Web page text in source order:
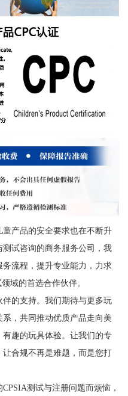
产品的安全要求也在不断升
试咨询的商务服务公司，我
流程，提升专业能力，力求
域的首选合作伙伴。
的支持。我们期待与更多玩
，共同推动优质产品走向美
趣的玩具体验。让我们的专
合规不再是难题，而是您打
测试与注册问题而烦恼，